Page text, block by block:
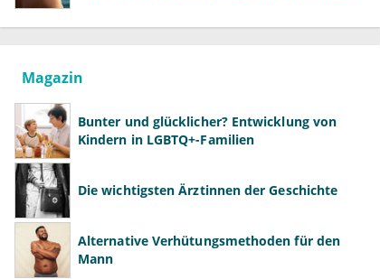
Magazin
Bunter und glücklicher? Entwicklung von
Kindern in LGBTQ+-Familien
Die wichtigsten Ärztinnen der Geschichte
Alternative Verhütungsmethoden für den
Mann